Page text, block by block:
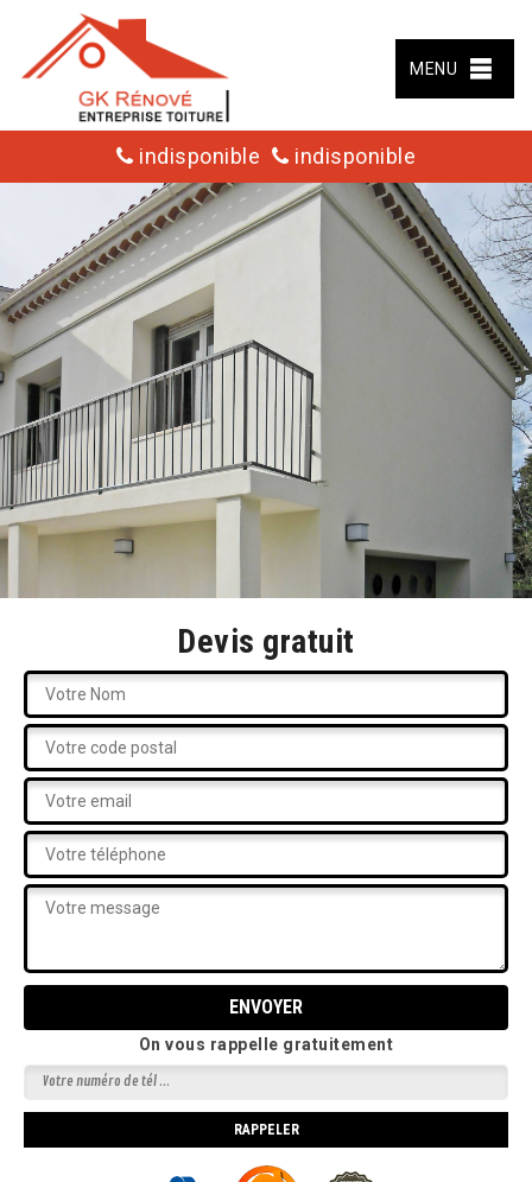
MENU
indisponible indisponible
Devis gratuit
On vous rappelle gratuitement